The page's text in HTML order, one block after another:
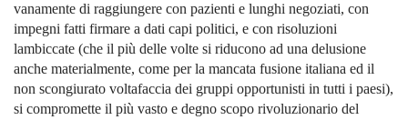
vanamente di raggiungere con pazienti e lunghi negoziati, con
impegni fatti firmare a dati capi politici, e con risoluzioni
lambiccate (che il più delle volte si riducono ad una delusione
anche materialmente, come per la mancata fusione italiana ed il
non scongiurato voltafaccia dei gruppi opportunisti in tutti i paesi),
si compromette il più vasto e degno scopo rivoluzionario del